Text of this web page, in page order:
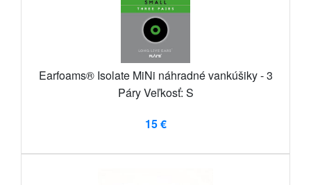
Earfoams® Isolate MiNi náhradné vankúšiky - 3
Páry Veľkosť: S
15 €